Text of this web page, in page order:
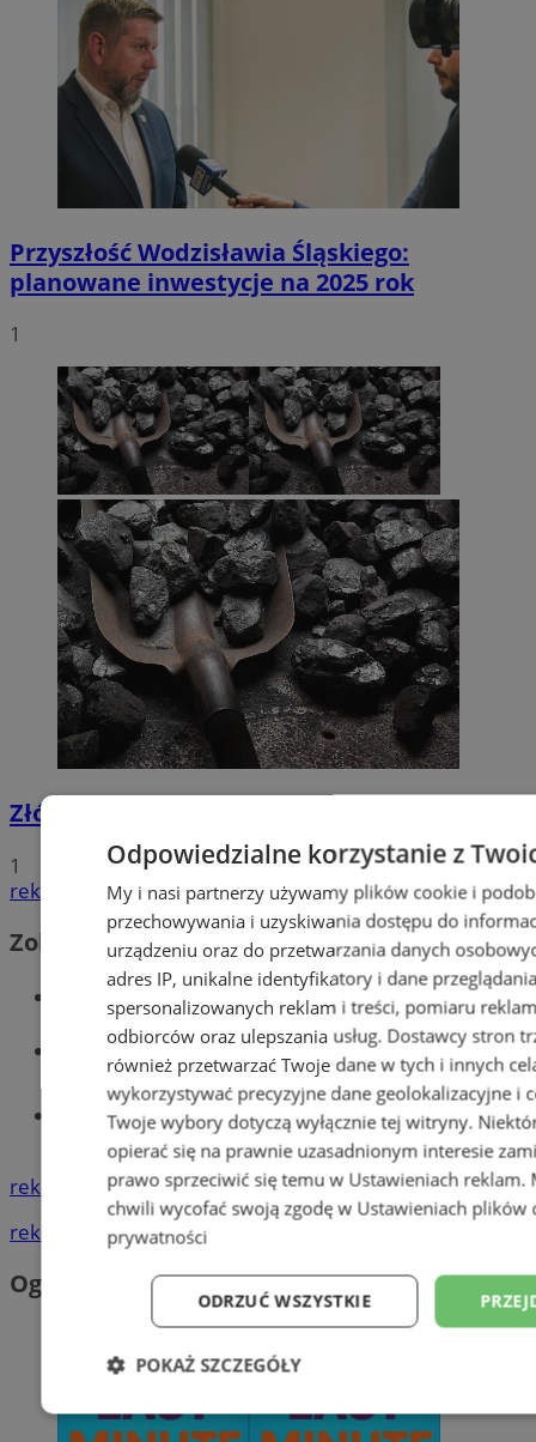
Przyszłość Wodzisławia Śląskiego:
planowane inwestycje na 2025 rok
1
Złóż wniosek o dodatek węglowy
1
reklama
Zobacz również
Wiadomości kryminalne w Wodzisławiu
Wiadomości lokalne
Tworzenie stron www - Wodzisław
reklama
reklama
Ogłoszenia
Odpowiedzialne korzystanie z
My i nasi partnerzy używamy plików cookie i
przechowywania i uzyskiwania dostępu do
urządzeniu oraz do przetwarzania danych
adres IP, unikalne identyfikatory i dane
spersonalizowanych reklam i treści, pomiaru
odbiorców oraz ulepszania usług. Dostawcy stron
również przetwarzać Twoje dane w tych i innych
wykorzystywać precyzyjne dane geolokalizacyjne i
Twoje wybory dotyczą wyłącznie tej witryny.
opierać się na prawnie uzasadnionym interesie
prawo sprzeciwić się temu w Ustawieniach reklam.
chwili wycofać swoją zgodę w Ustawieniach plików
prywatności
ODRZUĆ WSZYSTKIE
POKAŻ SZCZEGÓŁY
Niezbędne Wydajność